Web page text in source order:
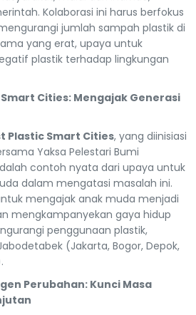
Kolaborasi ini harus berfokus
jumlah sampah plastik di
yang erat, upaya untuk
plastik terhadap lingkungan
Cities: Mengajak Generasi
Plastic Smart Cities, yang diinisiasi
Yaksa Pelestari Bumi
contoh nyata dari upaya untuk
dalam mengatasi masalah ini.
mengajak anak muda menjadi
mengkampanyekan gaya hidup
penggunaan plastik,
(Jakarta, Bogor, Depok,
Perubahan: Kunci Masa